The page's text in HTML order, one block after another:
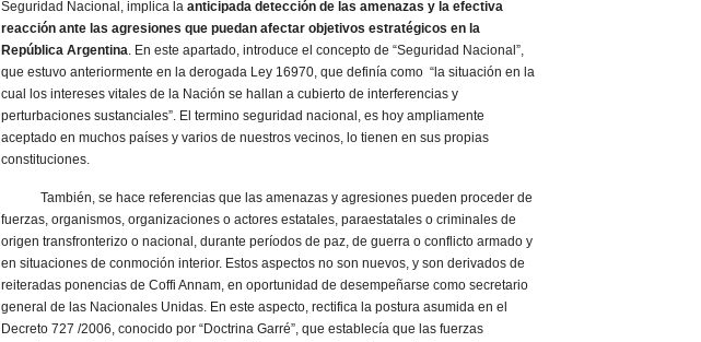
Seguridad Nacional, implica la anticipada detección de las amenazas y la efectiva
reacción ante las agresiones que puedan afectar objetivos estratégicos en la
República Argentina. En este apartado, introduce el concepto de “Seguridad Nacional”,
que estuvo anteriormente en la derogada Ley 16970, que definía como “la situación en la
cual los intereses vitales de la Nación se hallan a cubierto de interferencias y
perturbaciones sustanciales”. El termino seguridad nacional, es hoy ampliamente
aceptado en muchos países y varios de nuestros vecinos, lo tienen en sus propias
constituciones.
También, se hace referencias que las amenazas y agresiones pueden proceder de
fuerzas, organismos, organizaciones o actores estatales, paraestatales o criminales de
origen transfronterizo o nacional, durante períodos de paz, de guerra o conflicto armado y
en situaciones de conmoción interior. Estos aspectos no son nuevos, y son derivados de
reiteradas ponencias de Coffi Annam, en oportunidad de desempeñarse como secretario
general de las Nacionales Unidas. En este aspecto, rectifica la postura asumida en el
Decreto 727 /2006, conocido por “Doctrina Garré”, que establecía que las fuerzas